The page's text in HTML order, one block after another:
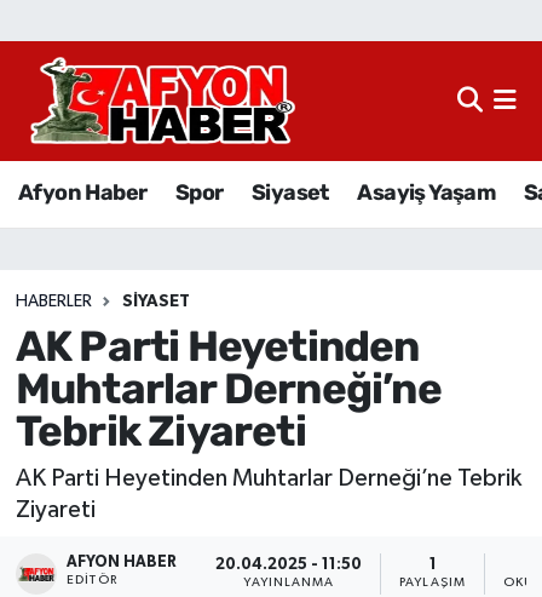
Afyon Haber Spor Siyaset Asayiş Yaşam
HABERLER SIYASET
AK Parti Heyetinden
Muhtarlar Derneği’ne
Tebrik Ziyareti
AK Parti Heyetinden Muhtarlar Derneği’ne Tebrik
Ziyareti
AFYON HABER
EDITÖR
20.04.2025 - 11:50
YAYINLANMA PAYLAŞIM
Afyon Haber
Sağlık
Eğitim
Ekonomi
Magazin